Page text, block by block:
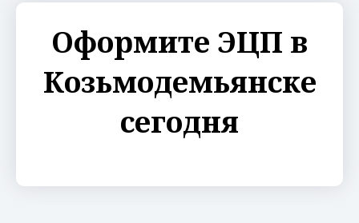
Оформите ЭЦП в
Козьмодемьянске
сегодня